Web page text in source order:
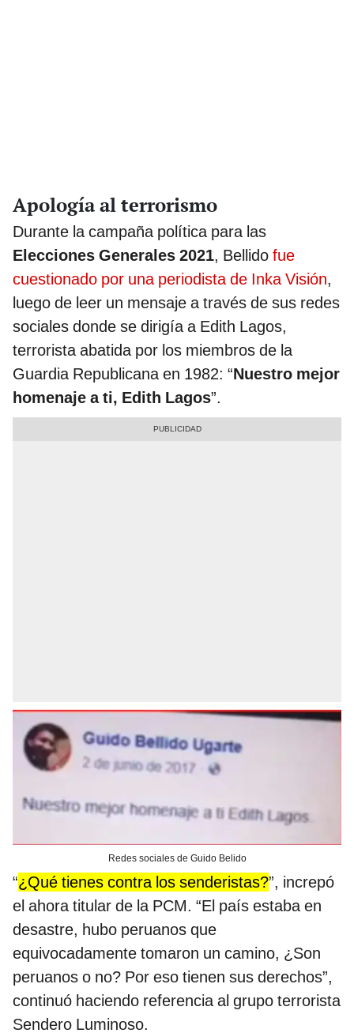
Apología al terrorismo
Durante la campaña política para las
Elecciones Generales 2021, Bellido fue
cuestionado por una periodista de Inka Visión,
luego de leer un mensaje a través de sus redes
sociales donde se dirigía a Edith Lagos,
terrorista abatida por los miembros de la
Guardia Republicana en 1982: “Nuestro mejor
homenaje a ti, Edith Lagos”.
Redes sociales de Guido Belido
“¿Qué tienes contra los senderistas?”, increpó
el ahora titular de la PCM. “El país estaba en
desastre, hubo peruanos que
equivocadamente tomaron un camino, ¿Son
peruanos o no? Por eso tienen sus derechos”,
continuó haciendo referencia al grupo terrorista
Sendero Luminoso.